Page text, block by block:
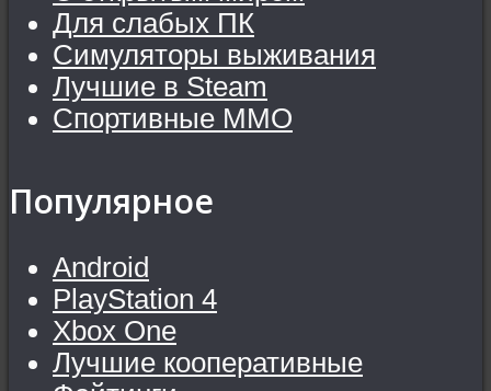
Для слабых ПК
Симуляторы выживания
Лучшие в Steam
Спортивные MMO
Популярное
Android
PlayStation 4
Xbox One
Лучшие кооперативные